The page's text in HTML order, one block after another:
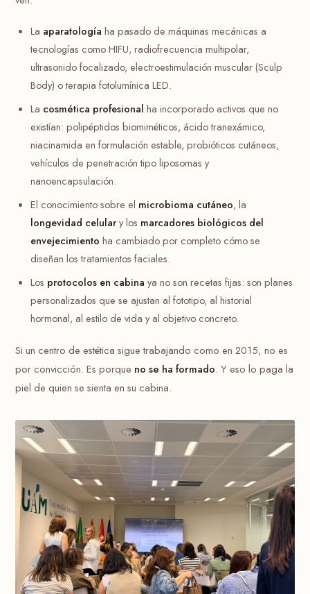
La aparatología ha pasado de máquinas mecánicas a
tecnologías como HIFU, radiofrecuencia multipolar,
ultrasonido focalizado, electroestimulación muscular (Sculp
Body) o terapia fotolumínica LED.
La cosmética profesional ha incorporado activos que no
existían: polipéptidos biomiméticos, ácido tranexámico,
niacinamida en formulación estable, probióticos cutáneos,
vehículos de penetración tipo liposomas y
nanoencapsulación.
El conocimiento sobre el microbioma cutáneo, la
longevidad celulary los marcadores biológicos del
envejecimiento ha cambiado por completo cómo se
diseñan los tratamientos faciales.
Los protocolos en cabina ya no son recetas fijas: son planes
personalizados que se ajustan al fototipo, al historial
hormonal, al estilo de vida y al objetivo concreto.
Si un centro de estética sigue trabajando como en 2015, no es
por convicción. Es porque no se ha formado. Y eso lo paga la
piel de quien se sienta en su cabina.